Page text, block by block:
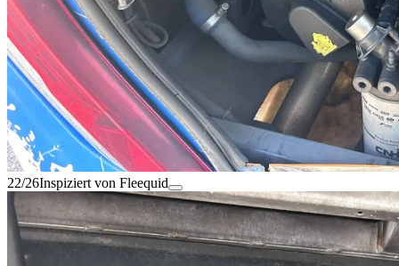
22/26Inspiziert von Fleequid